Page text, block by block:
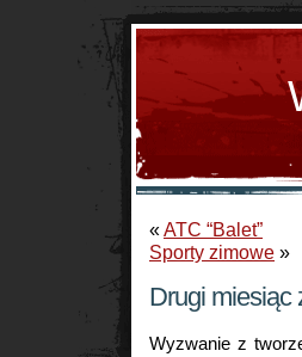
«ATC “Balet”
Sporty zimowe »
Drugi miesiąc
Wyzwanie z